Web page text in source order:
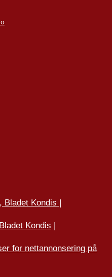
Bladet Kondis |
Kondis |
for nettannonsering på